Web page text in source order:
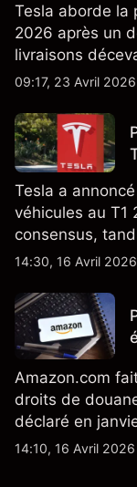
Tesla aborde la
2026 après un
livraisons
Californie d'un
énergétique.
09:17, 23 Avril 2026
Tesla a
véhicules au T1
consensus,
également la
nouveau SUV.
TSLA
14:30, 16 Avril 2026
Amazon.com
droits de
déclaré en
d'importation
14:10, 16 Avril 2026